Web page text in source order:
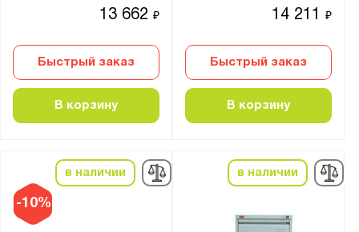
13 662₽
Быстрый заказ
В корзину
14 211₽
Быстрый заказ
В корзину
-10%
в наличии в наличии